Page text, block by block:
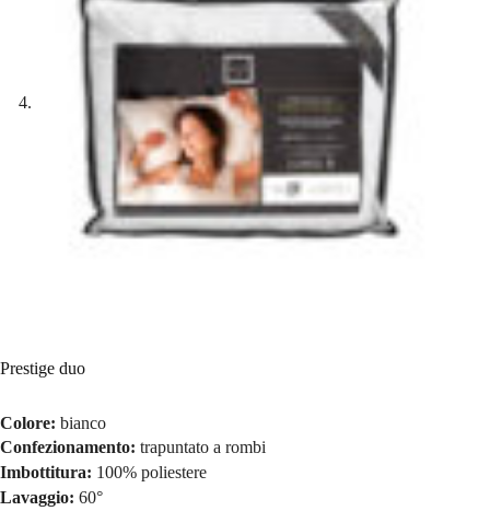
Prestige duo
Colore: bianco
Confezionamento: trapuntato a rombi
Imbottitura: 100% poliestere
Lavaggio: 60°